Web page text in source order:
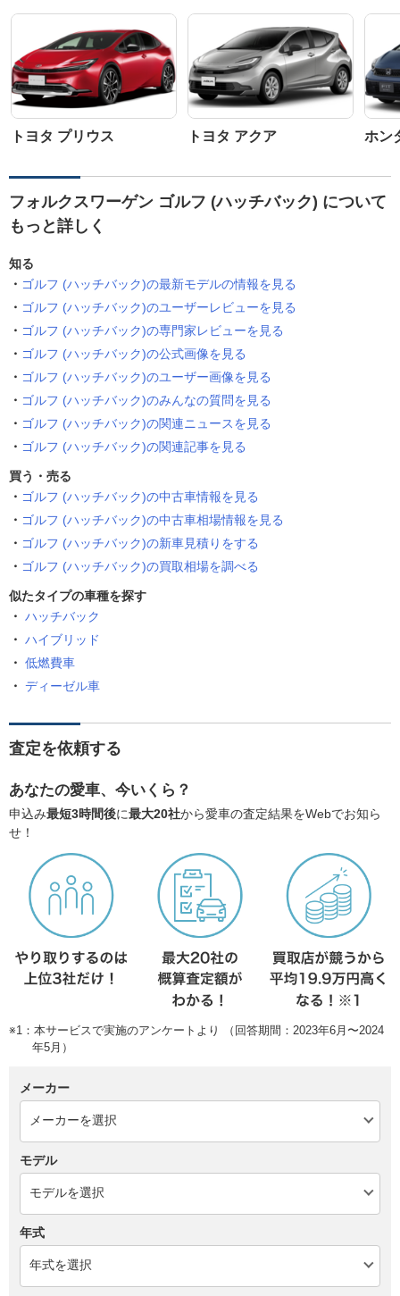
トヨタ プリウス トヨタ アクア ホン
フォルクスワーゲン ゴルフ (ハッチバック) について
もっと詳しく
知る
ゴルフ (ハッチバック)の最新モデルの情報を見る
ゴルフ (ハッチバック)のユーザーレビューを見る
ゴルフ (ハッチバック)の専門家レビューを見る
ゴルフ (ハッチバック)の公式画像を見る
ゴルフ (ハッチバック)のユーザー画像を見る
ゴルフ (ハッチバック)のみんなの質問を見る
ゴルフ (ハッチバック)の関連ニュースを見る
ゴルフ (ハッチバック)の関連記事を見る
買う・売る
ゴルフ (ハッチバック)の中古車情報を見る
ゴルフ (ハッチバック)の中古車相場情報を見る
ゴルフ (ハッチバック)の新車見積りをする
ゴルフ (ハッチバック)の買取相場を調べる
似たタイプの車種を探す
ハッチバック
ハイブリッド
低燃費車
ディーゼル車
査定を依頼する
あなたの愛車、今いくら？
申込み最短3時間後に最大20社から愛車の査定結果をWebでお知ら
せ！
※1：本サービスで実施のアンケートより （回答期間：2023年6月〜2024
年5月）
メーカー
モデル
年式